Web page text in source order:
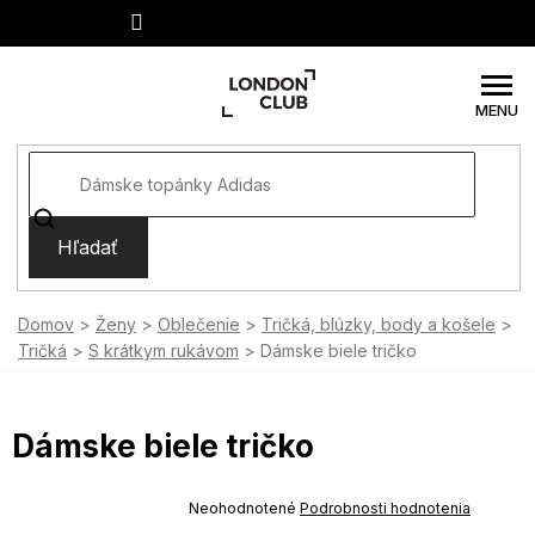
Hľadať
Domov Ženy Oblečenie
Tričká, blúzky, body a košele
Tričká
S krátkym rukávom Dámske biele tričko
Dámske biele tričko
Priemerné
Neohodnotené Podrobnosti hodnotenia